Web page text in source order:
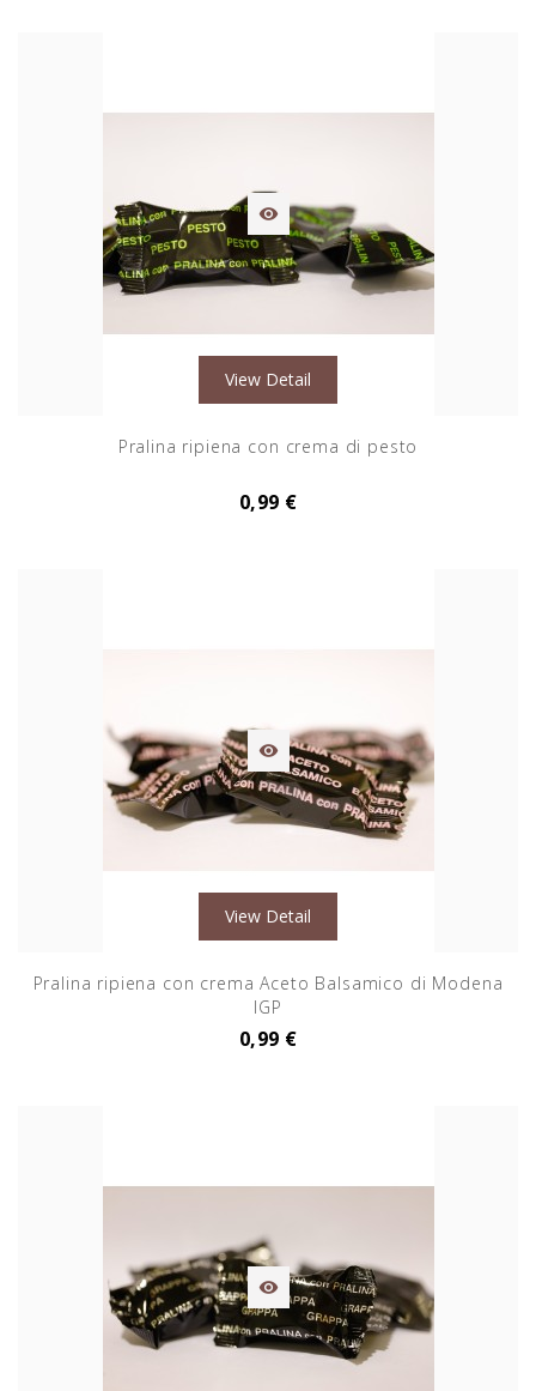

View Detail
Pralina ripiena con crema di pesto
0,99 €

View Detail
Pralina ripiena con crema Aceto Balsamico di Modena
IGP
0,99 €
